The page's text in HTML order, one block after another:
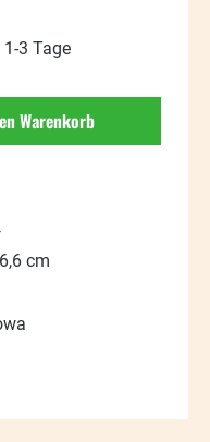
3 Tage
gewünschten
Warenkorb
cm